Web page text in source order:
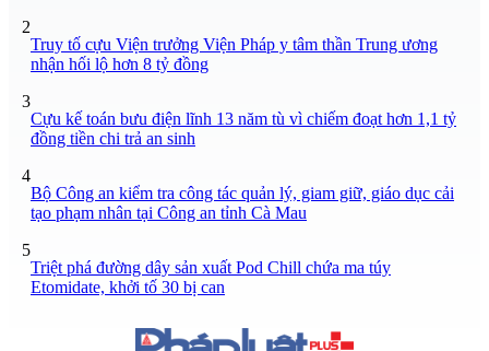
2
Truy tố cựu Viện trưởng Viện Pháp y tâm thần Trung ương
nhận hối lộ hơn 8 tỷ đồng
3
Cựu kế toán bưu điện lĩnh 13 năm tù vì chiếm đoạt hơn 1,1 tỷ
đồng tiền chi trả an sinh
4
Bộ Công an kiểm tra công tác quản lý, giam giữ, giáo dục cải
tạo phạm nhân tại Công an tỉnh Cà Mau
5
Triệt phá đường dây sản xuất Pod Chill chứa ma túy
Etomidate, khởi tố 30 bị can